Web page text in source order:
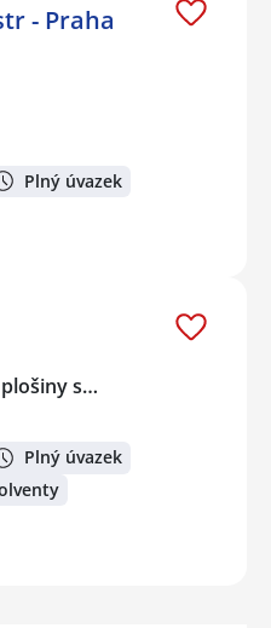
- Praha
Plný úvazek
plošiny s…
Plný úvazek